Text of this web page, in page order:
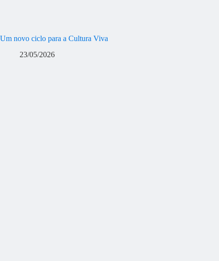
Um novo ciclo para a Cultura Viva
23/05/2026